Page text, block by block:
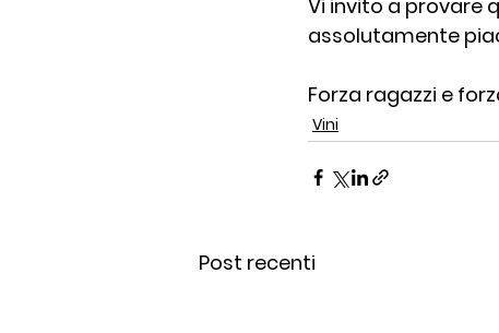
Vi invito a provare
assolutamente
Forza ragazzi e
Vini
Post recenti